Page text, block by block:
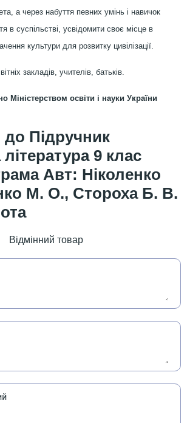
а через набуття певних умінь і навичок
в суспільстві, усвідомити своє місце в
культури для розвитку цивілізації.
закладів, учителів, батьків.
Міністерством освіти і науки України
Підручник
9 клас
Авт: Ніколенко
М. О., Стороха Б. В.